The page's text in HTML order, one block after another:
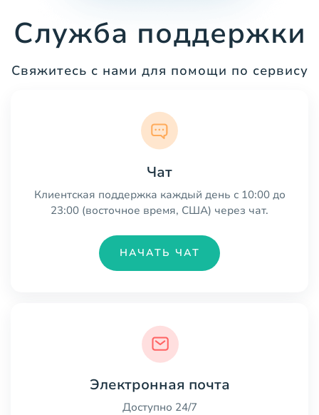
Служба поддержки
Свяжитесь с нами для помощи по сервису
Чат
Клиентская поддержка каждый день с 10:00 до
23:00 (восточное время, США) через чат.
НАЧАТЬ ЧАТ
Электронная почта
Доступно 24/7